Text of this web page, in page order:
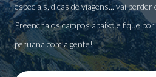
especiais, dicas de viagens... vai
Preencha os campos abaixo e fique
peruana com a gente!